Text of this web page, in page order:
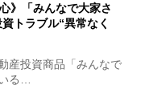
》「みんなで大家さ
トラブル“異常なく
産投資商品「みんなで
る…